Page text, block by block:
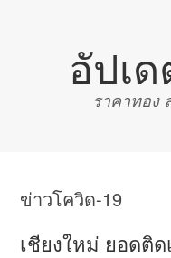
อัปเ
ราคาทอง
ข่าวโควิด-19
เชียงใหม่ ยอดติ